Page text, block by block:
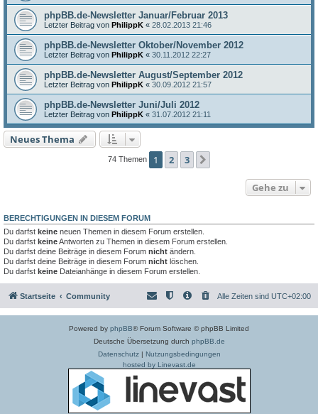
phpBB.de-Newsletter Januar/Februar 2013
Letzter Beitrag von PhilippK « 28.02.2013 21:46
phpBB.de-Newsletter Oktober/November 2012
Letzter Beitrag von PhilippK « 30.11.2012 22:27
phpBB.de-Newsletter August/September 2012
Letzter Beitrag von PhilippK « 30.09.2012 21:57
phpBB.de-Newsletter Juni/Juli 2012
Letzter Beitrag von PhilippK « 31.07.2012 21:11
Neues Thema
74 Themen 1 2 3
Gehe zu
BERECHTIGUNGEN IN DIESEM FORUM
Du darfst keine neuen Themen in diesem Forum erstellen.
Du darfst keineAntworten zu Themen in diesem Forum erstellen.
Du darfst deine Beiträge in diesem Forum nicht ändern.
Du darfst deine Beiträge in diesem Forum nicht löschen.
Du darfst keine Dateianhänge in diesem Forum erstellen.
Startseite Community Alle Zeiten sind UTC+02:00
Powered by phpBB® Forum Software © phpBB Limited
Deutsche Übersetzung durch phpBB.de
Datenschutz| Nutzungsbedingungen
hosted by Linevast.de